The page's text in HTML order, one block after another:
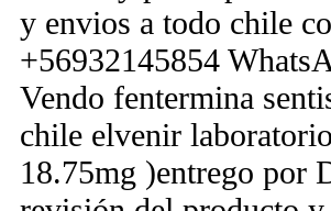
y envios a todo chile
+56932145854
Vendo fentermina
chile elvenir
18.75mg )entrego por